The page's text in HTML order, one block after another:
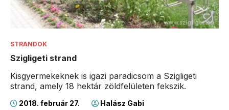
STRANDOK
Szigligeti strand
Kisgyermekeknek is igazi paradicsom a Szigligeti
strand, amely 18 hektár zöldfelületen fekszik.
2018. február 27. Halász Gabi